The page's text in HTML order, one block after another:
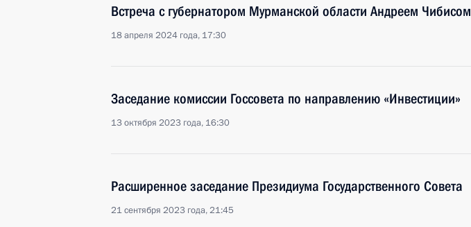
Встреча с губернатором Мурманской области Андреем Чибисом
18 апреля 2024 года, 17:30
Заседание комиссии Госсовета по направлению «Инвестиции»
13 октября 2023 года, 16:30
Расширенное заседание Президиума Государственного Совета
21 сентября 2023 года, 21:45